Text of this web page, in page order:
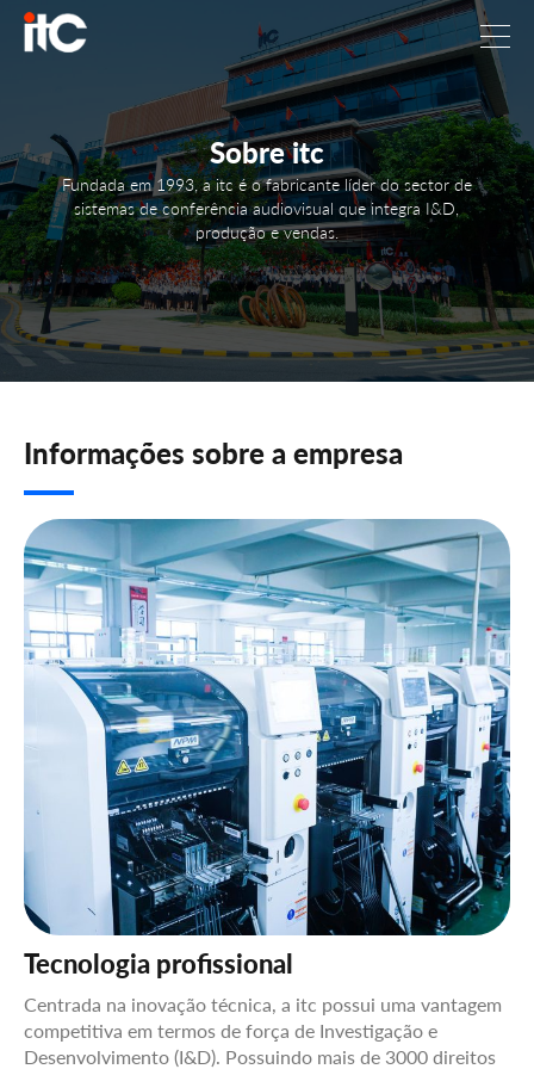
Sobre itc
Fundada em 1993, a itc é o fabricante líder do sector de
sistemas de conferência audiovisual que integra I&D,
produção e vendas.
Tecnologia profissional
Centrada na inovação técnica, a itc possui uma vantagem
competitiva em termos de força de Investigação e
Desenvolvimento (I&D). Possuindo mais de 3000 direitos
Informações sobre a empresa